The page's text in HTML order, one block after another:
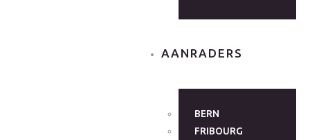
AANRADERS
BERN
FRIBOURG